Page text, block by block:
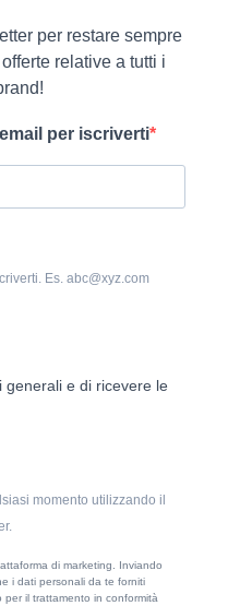
per restare sempre
relative a tutti i
per iscriverti
Es. abc@xyz.com
generali e di ricevere le
momento utilizzando il
di marketing. Inviando
i dati personali da te forniti
per il trattamento in conformità